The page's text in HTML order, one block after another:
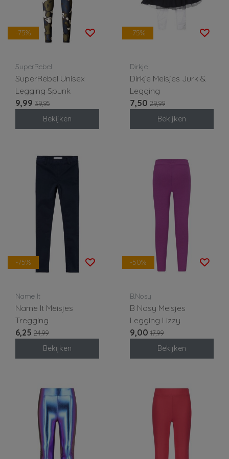
-75%
SuperRebel
SuperRebel Unisex
Legging Spunk
9,99 39,95
Bekijken
-75%
Dirkje
Dirkje Meisjes Jurk &
Legging
7,50 29,99
Bekijken
-75%
Name It
Name It Meisjes
Tregging
6,25 24,99
Bekijken
-50%
B.Nosy
B Nosy Meisjes
Legging Lizzy
9,00 17,99
Bekijken